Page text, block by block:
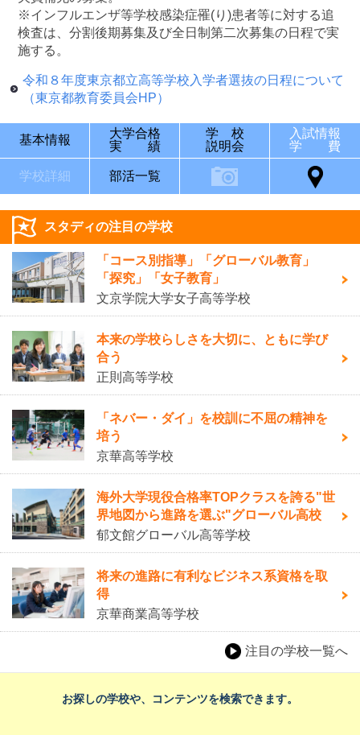
※インフルエンザ等学校感染症罹(り)患者等に対する追
検査は、分割後期募集及び全日制第二次募集の日程で実
施する。
令和８年度東京都立高等学校入学者選抜の日程について
（東京都教育委員会HP）
基本情報
大学合格
実 績
学 校
説明会
入試情報
学 費
学校詳細 部活一覧
スタディの注目の学校
「コース別指導」「グローバル教育」
「探究」「女子教育」
文京学院大学女子高等学校
本来の学校らしさを大切に、ともに学び
合う
正則高等学校
「ネバー・ダイ」を校訓に不屈の精神を
培う
京華高等学校
海外大学現役合格率TOPクラスを誇る"世
界地図から進路を選ぶ"グローバル高校
郁文館グローバル高等学校
将来の進路に有利なビジネス系資格を取
得
京華商業高等学校
注目の学校一覧へ
お探しの学校や、コンテンツを検索できます。